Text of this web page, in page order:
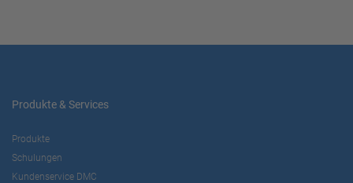
Produkte & Services
Produkte
Schulungen
Kundenservice DMC